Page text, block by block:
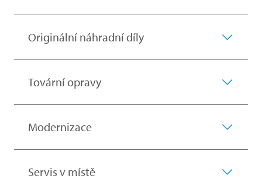
Originální náhradní díly
Tovární opravy
Modernizace
Servis v místě